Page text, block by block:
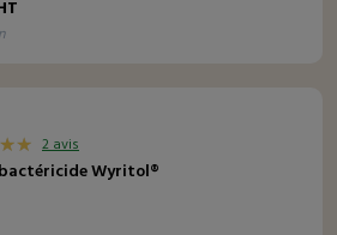
2 avis
Wyritol®